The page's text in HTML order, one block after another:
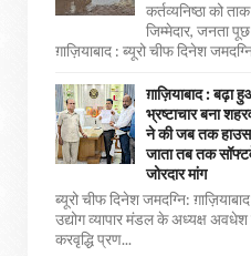
कर्तव्यनिष्ठा को
जिम्मेदार, जनता
ग़ाज़ियाबाद : ब्यूरो चीफ दिनेश
ग़ाज़ियाबाद : बढ़ा
भ्रष्टाचार बना
ने की जब तक
जाता तब तक
जोरदार मांग
ब्यूरो चीफ दिनेश जमदग्नि:
उद्योग व्यापार मंडल के अध्यक्ष अवधेश
करवृद्धि प्रण...